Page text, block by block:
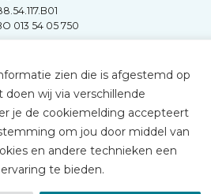
zien die is afgestemd op
doen wij via verschillende
je de cookiemelding accepteert
om jou door middel van
en andere technieken een
te bieden.
013 54 05 750